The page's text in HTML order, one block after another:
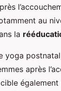
au
la
yoga
après